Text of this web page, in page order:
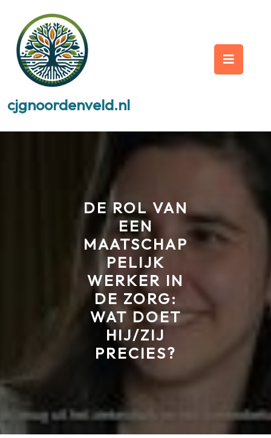
content
cjgnoordenveld.nl
DE ROL VAN
EEN
MAATSCHAP
PELIJK
WERKER IN
DE ZORG:
WAT DOET
HIJ/ZIJ
PRECIES?